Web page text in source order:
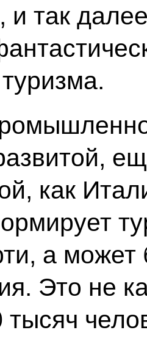
и так
как
а
Это не
тысяч